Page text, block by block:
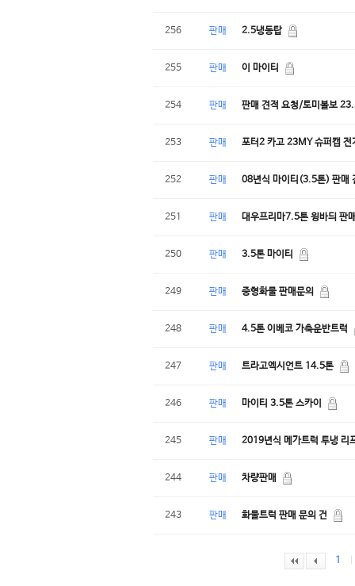
256 판매 2.5냉동탑
255 판매 이 마이티
254 판매 판매 견적 요청/토미볼보
253 판매 포터2 카고 23MY 슈퍼캡
252 판매 08년식 마이티(3.5톤) 판매
251 판매 대우프리마7.5톤 윙바듸 판
250 판매 3.5톤 마이티
249 판매 중형화물 판매문의
248 판매 4.5톤 이베코 가축운반트럭
247 판매 트라고엑시언트 14.5톤
246 판매 마이티 3.5톤 스카이
245 판매 2019년식 메가트럭 투냉 리
244 판매 차량판매
243 판매 화물트럭 판매 문의 건
1